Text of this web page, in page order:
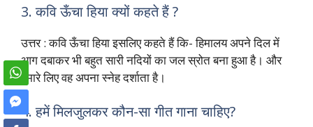
3. कवि ऊँचा हिया क्यों कहते हैं ?
उत्तर : कवि ऊँचा हिया इसलिए कहते हैं कि- हिमालय अपने दिल में
आग दबाकर भी बहुत सारी नदियों का जल स्रोत बना हुआ है। और
हमारे लिए वह अपना स्नेह दर्शाता है।
4. हमें मिलजुलकर कौन-सा गीत गाना चाहिए?